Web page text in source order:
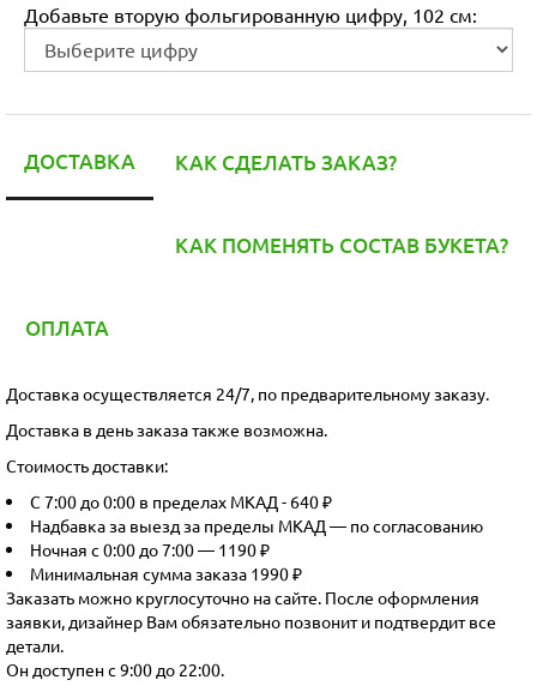
Добавьте вторую фольгированную цифру, 102 см:
ДОСТАВКА КАК СДЕЛАТЬ ЗАКАЗ?
КАК ПОМЕНЯТЬ СОСТАВ БУКЕТА?
ОПЛАТА
Доставка осуществляется 24/7, по предварительному заказу.
Доставка в день заказа также возможна.
Стоимость доставки:
С 7:00 до 0:00 в пределах МКАД - 640 ₽
Надбавка за выезд за пределы МКАД — по согласованию
Ночная с 0:00 до 7:00 — 1190 ₽
Минимальная сумма заказа 1990 ₽
Заказать можно круглосуточно на сайте. После оформления
заявки, дизайнер Вам обязательно позвонит и подтвердит все
детали.
Он доступен с 9:00 до 22:00.